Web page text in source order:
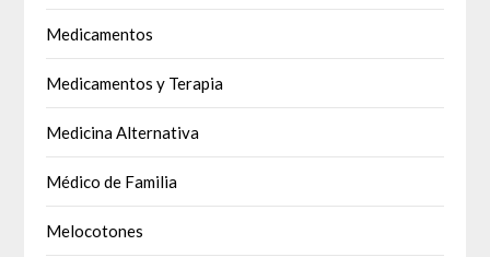
Medicamentos
Medicamentos y Terapia
Medicina Alternativa
Médico de Familia
Melocotones